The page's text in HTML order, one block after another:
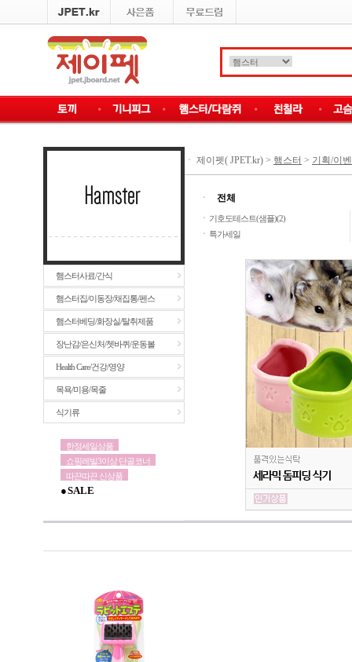
햄스터사료/간식
햄스터집/이동장/채집통/펜스
햄스터베딩/화장실/탈취제품
장난감/은신처/쳇바퀴/운동볼
Health Care/건강/영양
목욕/미용/목줄
식기류
한정세일상품
쇼핑레빌3이상 단골코너
따끈따끈 신상품
● S A L E
ㆍ 제이펫( JPET.kr) > 햄스터 > 기획/이
ㆍ
전체
ㆍ 기호도테스트(샘플)(2)
ㆍ 특가세일